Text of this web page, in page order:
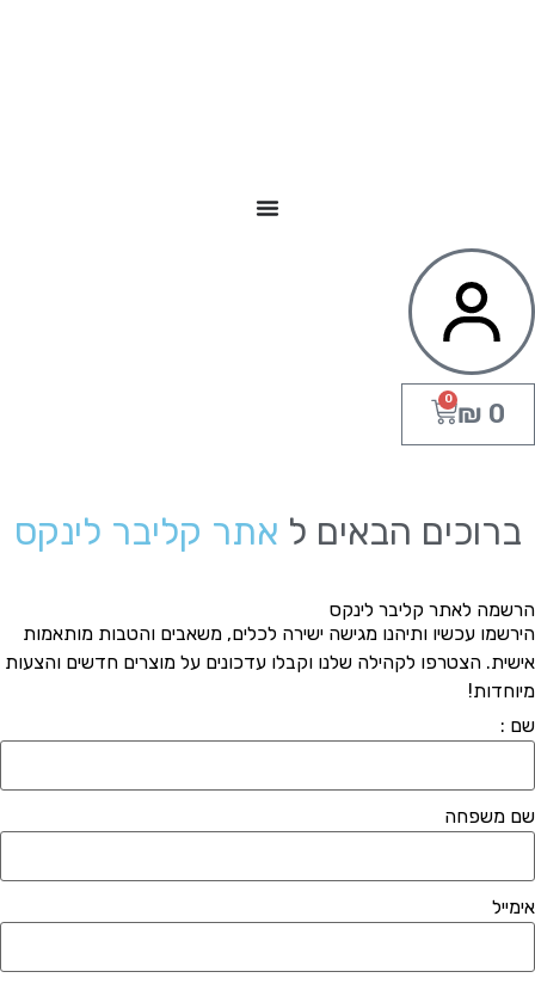
₪ 0
0
ברוכים הבאים ל אתר קליבר לינקס
הרשמה לאתר קליבר לינקס
הירשמו עכשיו ותיהנו מגישה ישירה לכלים, משאבים והטבות מותאמות
אישית. הצטרפו לקהילה שלנו וקבלו עדכונים על מוצרים חדשים והצעות
מיוחדות!
שם :
שם משפחה
אימייל